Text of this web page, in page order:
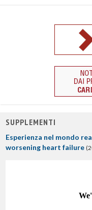
SUPPLEMENTI
Esperienza nel mondo
worsening heart failure